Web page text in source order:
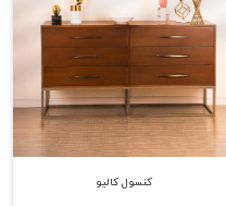
کنسول کالیو